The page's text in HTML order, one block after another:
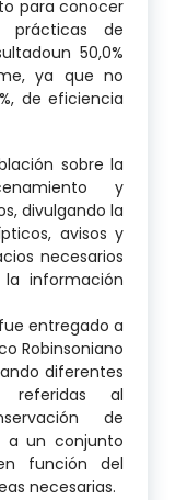
para conocer
prácticas de
50,0%
ya que no
de eficiencia
sobre la
y
divulgando la
avisos y
necesarios
información
entregado a
Robinsoniano
diferentes
referidas al
de
a un conjunto
función del
necesarias.